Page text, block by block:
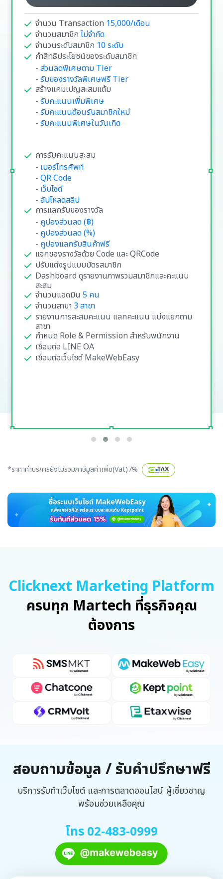
จำนวน Transaction 15,000/เดือน
จำนวนสมาชิก ไม่จำกัด
จำนวนระดับสมาชิก 10 ระดับ
กำสิทธิประโยชน์ของระดับสมาชิก
- ส่วนลดพิเศษตาม Tier
- รับของรางวัลพิเศษฟรี Tier
สร้างแคมเปญสะสมแต้ม
- รับคะแนนเพิ่มพิเศษ
- รับคะแนนต้อนรับสมาชิกใหม่
- รับคะแนนพิเศษในวันเกิด
การรับคะแนนสะสม
- เบอร์โทรศัพท์
- QR Code
- เว็บไซต์
- อัปโหลดสลิป
การแลกรับของรางวัล
- คูปองส่วนลด (฿)
- คูปองส่วนลด (%)
- คูปองแลกรับสินค้าฟรี
แจกของรางวัลด้วย Code และ QRCode
ปรับแต่งรูปแบบบัตรสมาชิก
Dashboard ดูรายงานภาพรวมสมาชิกและคะแนน
สะสม
จำนวนแอดมิน 5 คน
จำนวนสาขา 3 สาขา
รายงานการสะสมคะแนน แลกคะแนน แบ่งแยกตาม
สาขา
กำหนด Role & Permission สำหรับพนักงาน
เชื่อมต่อ LINE OA
เชื่อมต่อเว็บไซต์ MakeWebEasy
*ราคาค่าบริการยังไม่รวมภาษีมูลค่าเพิ่ม(Vat)7%
Clicknext Marketing Platform
ครบทุก Martech ที่ธุรกิจคุณ
ต้องการ
สอบถามข้อมูล / รับคำปรึกษาฟรี
บริการรับทำเว็บไซต์ และการตลาดออนไลน์ ผู้เชี่ยวชาญ
พร้อมช่วยเหลือคุณ
โทร 02-483-0999